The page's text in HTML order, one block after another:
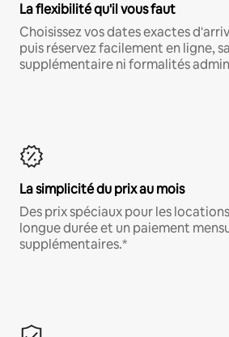
La flexibilité qu'il vous faut
Choisissez vos dates exactes
puis réservez facilement en ligne,
supplémentaire ni formalités
La simplicité du prix au mois
Des prix spéciaux pour les
longue durée et un paiement
supplémentaires.*